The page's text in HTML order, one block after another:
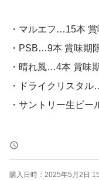
・マルエフ…15本
・PSB…9本 賞味期
・晴れ風…4本 賞味
・ドライクリスタ
・サントリー生ビ
箱は他品再利用で、
購入日時： 2025年5月2日